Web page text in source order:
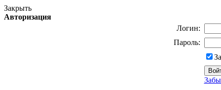
Закрыть
Авторизация
Логин:
Пароль: